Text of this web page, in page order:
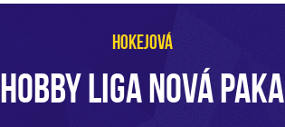
HOKEJOVÁ
HOBBY LIGA NOVÁ PAKA